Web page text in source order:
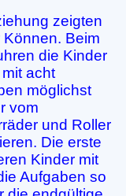
zeigten
Beim
die Kinder
acht
möglichst
vom
und Roller
Die erste
Kinder mit
Aufgaben so